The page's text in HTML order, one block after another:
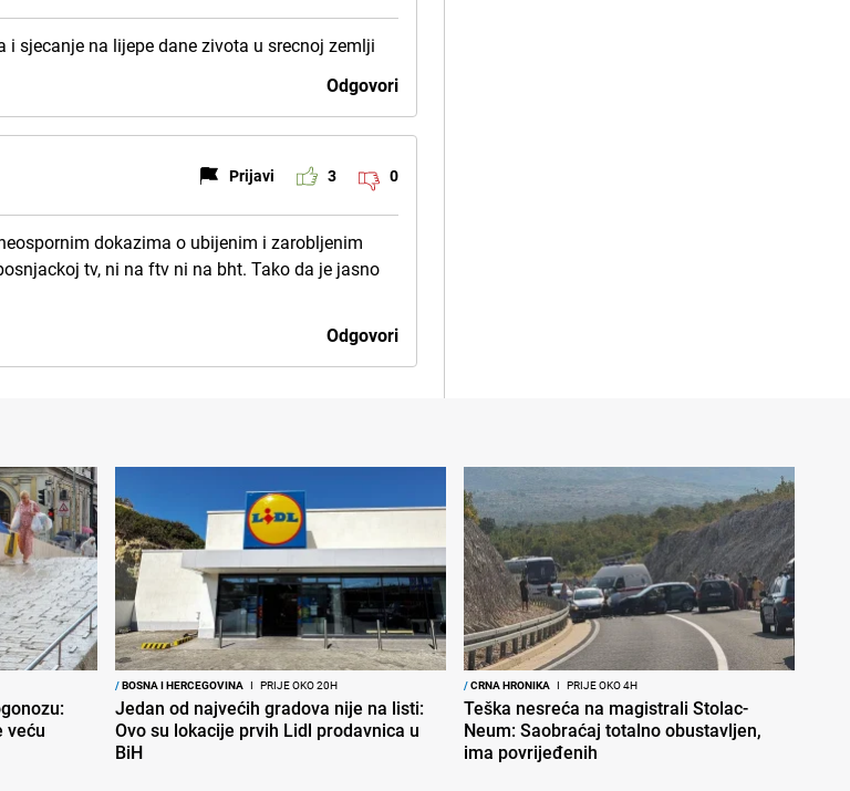
sjecanje na lijepe dane zivota u srecnoj zemlji
Odgovori
Prijavi 3 0
dokazima o ubijenim i zarobljenim
tv, ni na ftv ni na bht. Tako da je jasno
Odgovori
veću
/BOSNA I HERCEGOVINA I PRIJE OKO 20H
Jedan od najvećih gradova nije na listi:
Ovo su lokacije prvih Lidl prodavnica u
BiH
/CRNA HRONIKA I PRIJE OKO 4H
Teška nesreća na magistrali Stolac-
Neum: Saobraćaj totalno obustavljen,
ima povrijeđenih